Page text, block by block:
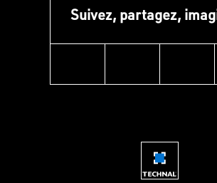
Suivez, partagez,